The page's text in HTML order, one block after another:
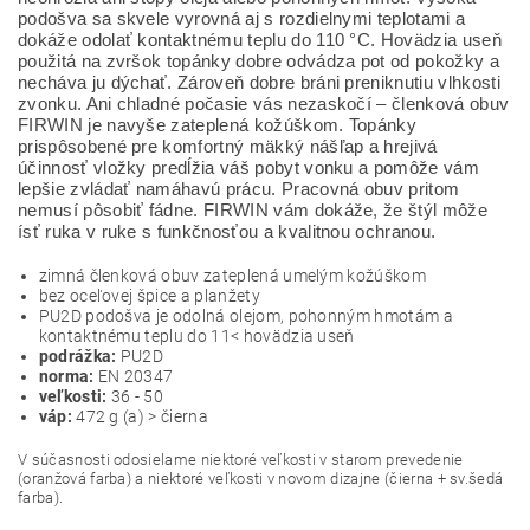
podošva sa skvele vyrovná aj s rozdielnymi teplotami a
dokáže odolať kontaktnému teplu do 110 °C. Hovädzia useň
použitá na zvršok topánky dobre odvádza pot od pokožky a
necháva ju dýchať. Zároveň dobre bráni preniknutiu vlhkosti
zvonku. Ani chladné počasie vás nezaskočí – členková obuv
FIRWIN je navyše zateplená kožúškom. Topánky
prispôsobené pre komfortný mäkký nášľap a hrejivá
účinnosť vložky predĺžia váš pobyt vonku a pomôže vám
lepšie zvládať namáhavú prácu. Pracovná obuv pritom
nemusí pôsobiť fádne. FIRWIN vám dokáže, že štýl môže
ísť ruka v ruke s funkčnosťou a kvalitnou ochranou.
zimná členková obuv zateplená umelým kožúškom
bez oceľovej špice a planžety
PU2D podošva je odolná olejom, pohonným hmotám a
kontaktnému teplu do 11< hovädzia useň
podrážka: PU2D
norma: EN 20347
veľkosti: 36 - 50
váp: 472 g (a) > čierna
V súčasnosti odosielame niektoré veľkosti v starom prevedenie
(oranžová farba) a niektoré veľkosti v novom dizajne (čierna + sv.šedá
farba).